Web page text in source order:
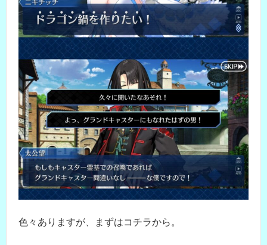
色々ありますが、まずはコチラから。